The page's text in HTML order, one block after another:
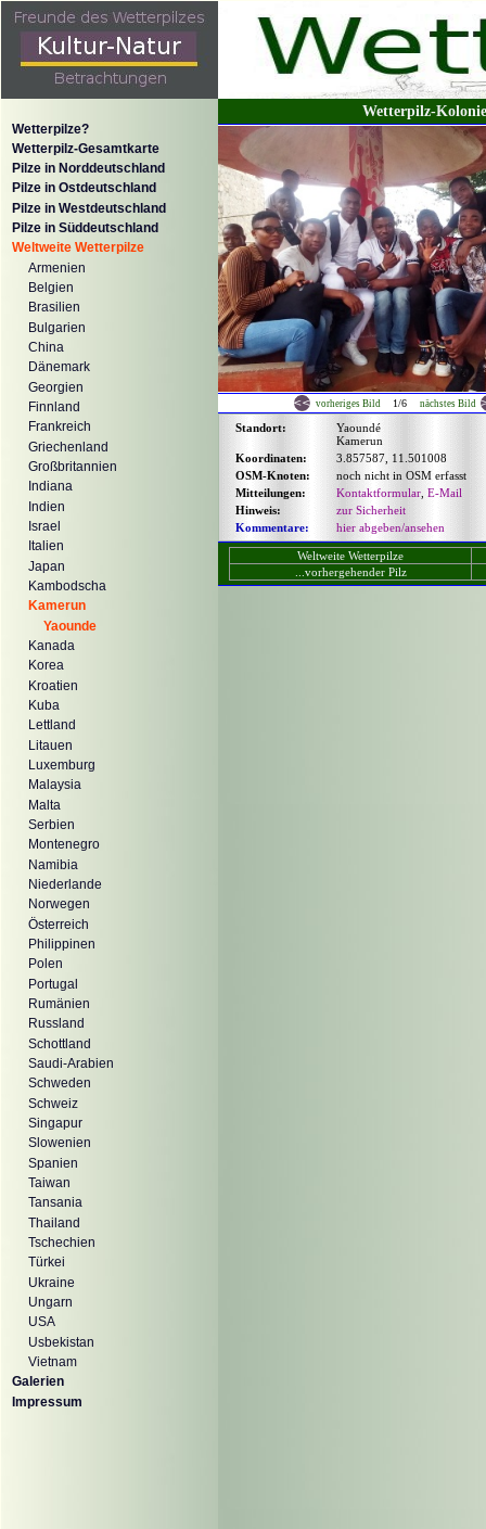
Wetterpilze?
Wetterpilz-Gesamtkarte
Pilze in Norddeutschland
Pilze in Ostdeutschland
Pilze in Westdeutschland
Pilze in Süddeutschland
Weltweite Wetterpilze
Armenien
Belgien
Brasilien
Bulgarien
China
Dänemark
Georgien
Finnland
Frankreich
Griechenland
Großbritannien
Indiana
Indien
Israel
Italien
Japan
Kambodscha
Kamerun
Yaounde
Kanada
Korea
Kroatien
Kuba
Lettland
Litauen
Luxemburg
Malaysia
Malta
Serbien
Montenegro
Namibia
Niederlande
Norwegen
Österreich
Philippinen
Polen
Portugal
Rumänien
Russland
Schottland
Saudi-Arabien
Schweden
Schweiz
Singapur
Slowenien
Spanien
Taiwan
Tansania
Thailand
Tschechien
Türkei
Ukraine
Ungarn
USA
Usbekistan
Vietnam
Galerien
Impressum
Wetterpilz-
vorheriges Bild 1/6 nächstes Bild
Standort:
Yaoundé
Kamerun
Koordinaten:
3.857587, 11.501008
OSM-Knoten:
noch nicht in OSM erfasst
Mitteilungen:
Kontaktformular E-Mail
Hinweis:
zur Sicherheit
Kommentare:
hier abgeben/ansehen
Weltweite Wetterpilze
...vorhergehender Pilz